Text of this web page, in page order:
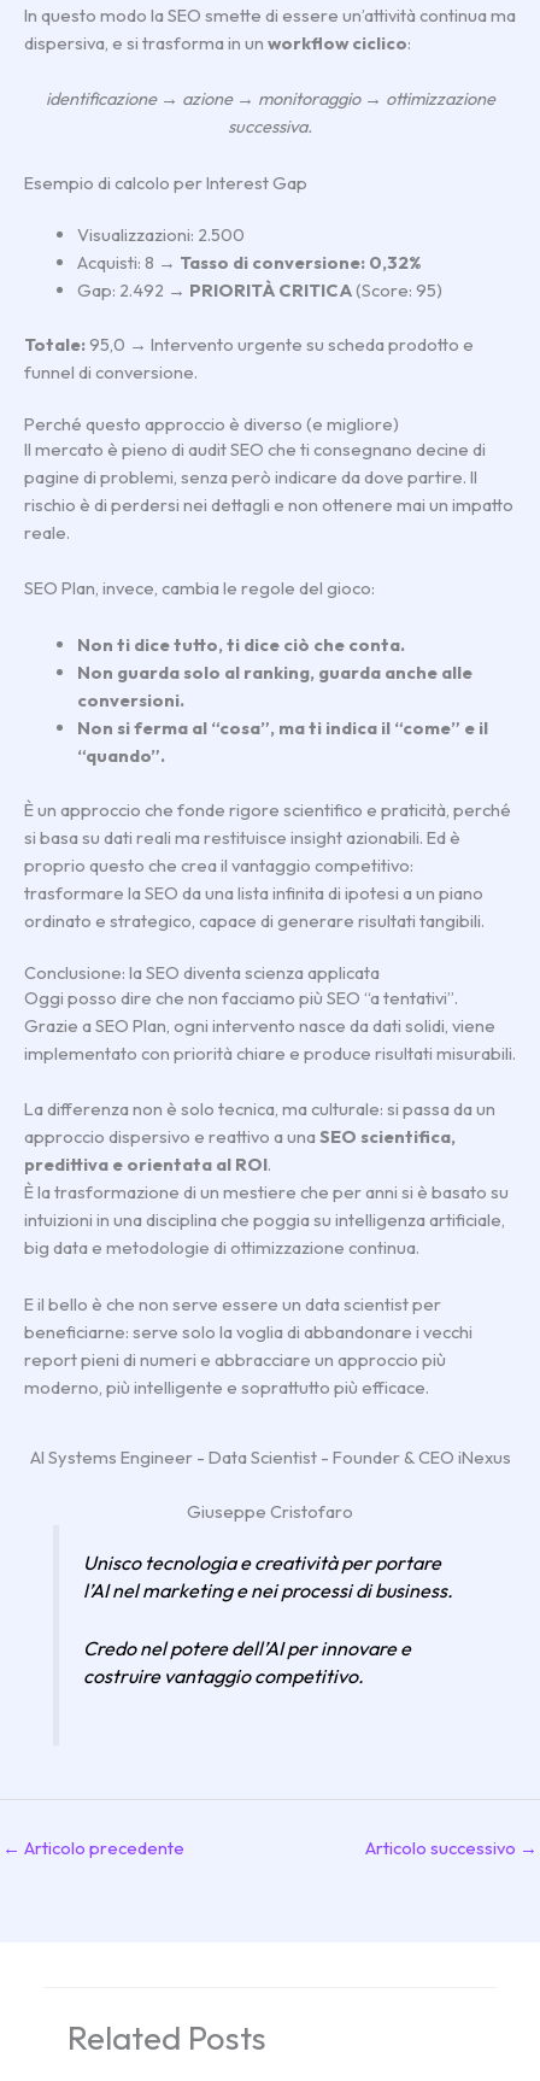
In questo modo la SEO smette di essere un’attività continua ma
dispersiva, e si trasforma in un workflow ciclico:
identificazione → azione → monitoraggio → ottimizzazione
successiva.
Esempio di calcolo per Interest Gap
Visualizzazioni: 2.500
Acquisti: 8 → Tasso di conversione: 0,32%
Gap: 2.492 → PRIORITÀ CRITICA(Score: 95)
Totale:95,0 → Intervento urgente su scheda prodotto e
funnel di conversione.
Perché questo approccio è diverso (e migliore)
Il mercato è pieno di audit SEO che ti consegnano decine di
pagine di problemi, senza però indicare da dove partire. Il
rischio è di perdersi nei dettagli e non ottenere mai un impatto
reale.
SEO Plan, invece, cambia le regole del gioco:
Non ti dice tutto, ti dice ciò che conta.
Non guarda solo al ranking, guarda anche alle
conversioni.
Non si ferma al “cosa”, ma ti indica il “come” e il
“quando”.
È un approccio che fonde rigore scientifico e praticità, perché
si basa su dati reali ma restituisce insight azionabili. Ed è
proprio questo che crea il vantaggio competitivo:
trasformare la SEO da una lista infinita di ipotesi a un piano
ordinato e strategico, capace di generare risultati tangibili.
Conclusione: la SEO diventa scienza applicata
Oggi posso dire che non facciamo più SEO “a tentativi”.
Grazie a SEO Plan, ogni intervento nasce da dati solidi, viene
implementato con priorità chiare e produce risultati misurabili.
La differenza non è solo tecnica, ma culturale: si passa da un
approccio dispersivo e reattivo a una SEO scientifica,
predittiva e orientata al ROI.
È la trasformazione di un mestiere che per anni si è basato su
intuizioni in una disciplina che poggia su intelligenza artificiale,
big data e metodologie di ottimizzazione continua.
E il bello è che non serve essere un data scientist per
beneficiarne: serve solo la voglia di abbandonare i vecchi
report pieni di numeri e abbracciare un approccio più
moderno, più intelligente e soprattutto più efficace.
AI Systems Engineer - Data Scientist - Founder & CEO iNexus
Giuseppe Cristofaro
Unisco tecnologia e creatività per portare
l’AI nel marketing e nei processi di business.
Credo nel potere dell’AI per innovare e
costruire vantaggio competitivo.
← Articolo precedente Articolo successivo →
Related Posts